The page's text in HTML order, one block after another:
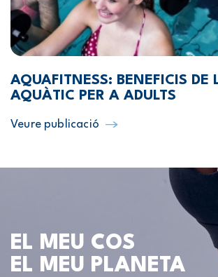
AQUAFITNESS: BENEFICIS DE
AQUÀTIC PER A ADULTS
Veure publicació
EL MEU COS
EL MEU PLANETA